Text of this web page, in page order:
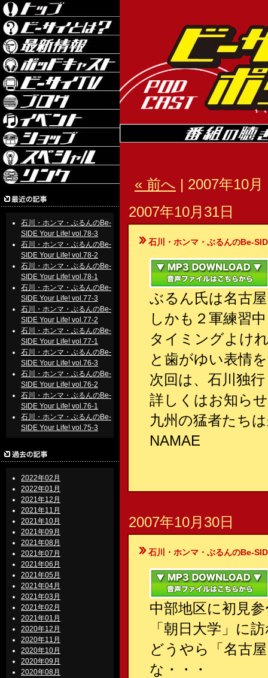
石川・ホンマ・ぶるんのBe-
SIDE Your Life! vol.78-3
石川・ホンマ・ぶるんのBe-
SIDE Your Life! vol.78-2
石川・ホンマ・ぶるんのBe-
SIDE Your Life! vol.78-1
石川・ホンマ・ぶるんのBe-
SIDE Your Life! vol.77-3
石川・ホンマ・ぶるんのBe-
SIDE Your Life! vol.77-2
石川・ホンマ・ぶるんのBe-
SIDE Your Life! vol.77-1
石川・ホンマ・ぶるんのBe-
SIDE Your Life! vol.76-3
石川・ホンマ・ぶるんのBe-
SIDE Your Life! vol.76-2
石川・ホンマ・ぶるんのBe-
SIDE Your Life! vol.76-1
石川・ホンマ・ぶるんのBe-
SIDE Your Life! vol.75-3
2022年02月
2022年01月
2021年12月
2021年11月
2021年10月
2021年09月
2021年08月
2021年07月
2021年06月
2021年05月
2021年04月
2021年03月
2021年02月
2021年01月
2020年12月
2020年11月
2020年10月
2020年09月
2020年08月
« 前へ | 2007年10
2007年10月31日
石川・ホンマ・ぶるんのBe-
ぶるん氏は名古
しかも２軍練習
タイミングよけ
と歯がゆい表情
次回は、石川独
詳しくはお知ら
九州の猛者たち
NAMAE
2007年10月30日
石川・ホンマ・ぶるんのBe-
中部地区に初見
「朝日大学」に
どうやら「名古
な・・・